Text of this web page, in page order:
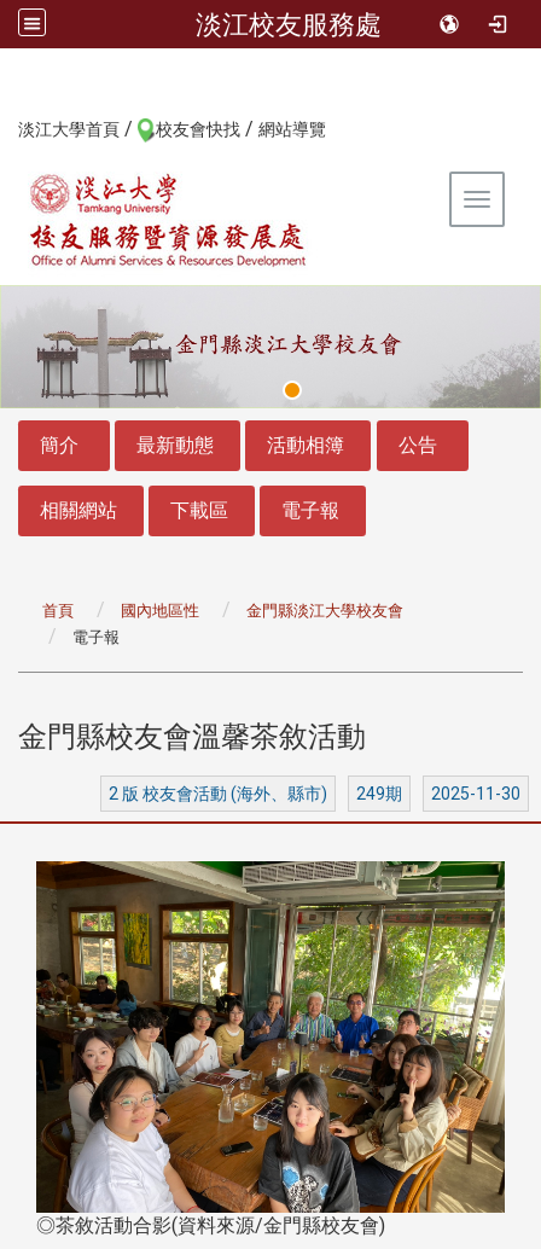
淡江校友服務處
淡江大學首頁 / 校友會快找 / 網站導覽
Toggle
簡介 最新動態 活動相簿 公告
相關網站 下載區 電子報
首頁 國內地區性
金門縣淡江大學校友會
電子報
金門縣校友會溫馨茶敘活動
2 版 校友會活動 (海外、縣市) 249期 2025-11-30
◎茶敘活動合影(資料來源/金門縣校友會)